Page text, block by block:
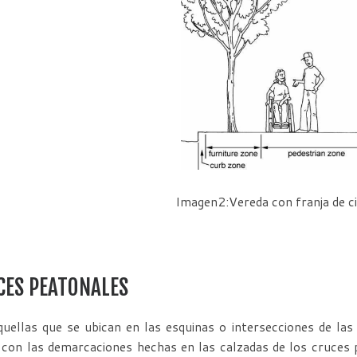
Imagen2:Vereda con franja de
PEATONALES
que se ubican en las esquinas o intersecciones de
las demarcaciones hechas en las calzadas de los